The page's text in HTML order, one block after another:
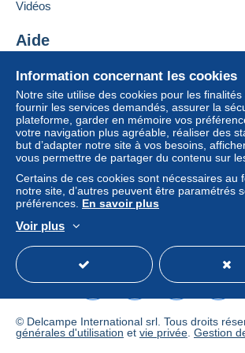
Si les conditions de vente du vendeur
considérer comme nulles et non
conditions de paiement du site
que définies dans les
conditions
Les achats doivent être payés dans
suivant la réception du décompte final
vendeur.
Droit de rétractation|Frais de retour à
l’acheteur.
Pour connaître les délais de retour et de
remboursement du lot, consultez les
générales d’utilisation
Standard airmail : (For weight from 1g to
€1.00(Euro) for Singapore, Malaysia &
Information concernant les cookies
Notre site utilise des cookies pour les
fournir les services demandés, assurer la
plateforme, garder en mémoire vos
votre navigation plus agréable, réaliser des
but d’adapter notre site à vos besoins,
vous permettre de partager du contenu sur
Certains de ces cookies sont nécessaires au
notre site, d’autres peuvent être paramétrés
préférences. En savoir plus
Voir plus
Vidéos
Aide
Vendre sur Delcampe
Un site sécurisé
© Delcampe International srl. Tous droits
générales d'utilisation et vie privée. Gestion